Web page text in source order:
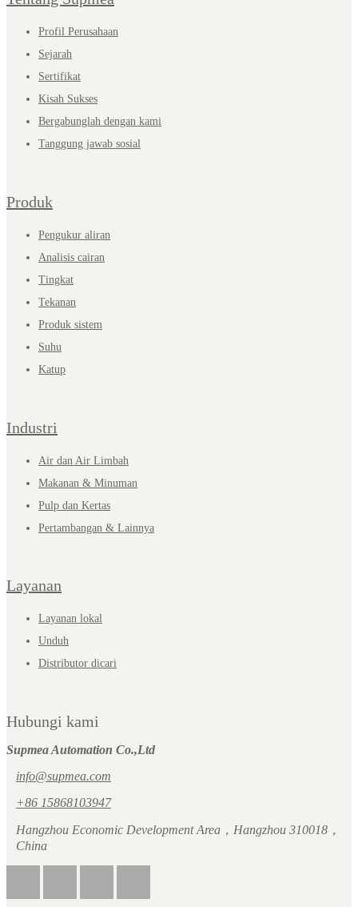
Profil Perusahaan
Sejarah
Sertifikat
Kisah Sukses
Bergabunglah dengan kami
Tanggung jawab sosial
Produk
Pengukur aliran
Analisis cairan
Tingkat
Tekanan
Produk sistem
Suhu
Katup
Industri
Air dan Air Limbah
Makanan & Minuman
Pulp dan Kertas
Pertambangan & Lainnya
Layanan
Layanan lokal
Unduh
Distributor dicari
Hubungi kami
Supmea Automation Co.,Ltd
info@supmea.com
+86 15868103947
Hangzhou Economic Development Area，Hangzhou 310018，
China